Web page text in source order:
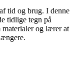
tid og brug. I denne
tidlige tegn på
materialer og lærer at